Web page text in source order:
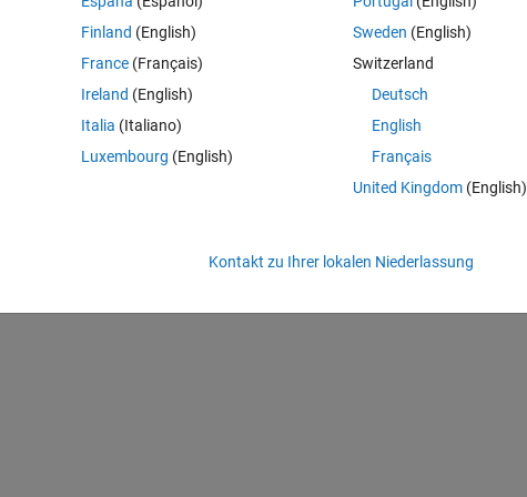
Finland (English)
France (Français)
Ireland (English)
Italia (Italiano)
Luxembourg (English)
Sweden (English)
Switzerland
Deutsch
English
Français
United Kingdom(English)
Kontakt zu Ihrer lokalen Niederlassung